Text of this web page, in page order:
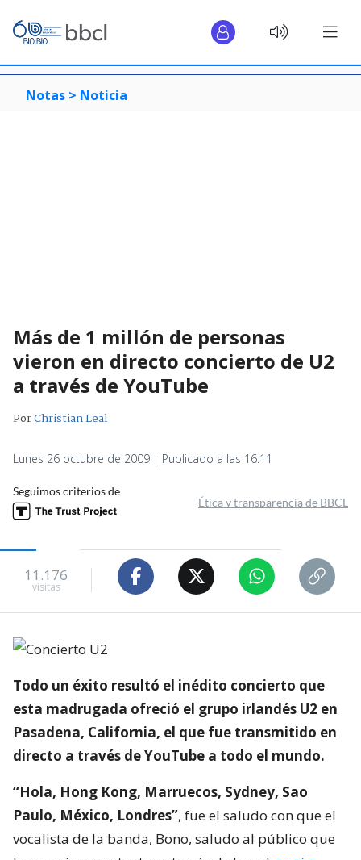
Notas > Noticia
Más de 1 millón de personas
vieron en directo concierto de U2
a través de YouTube
PorChristian Leal
Lunes 26 octubre de 2009 | Publicado a las 16:11
Seguimos criterios de
Ética y transparencia de BBCL
11.176
visitas
Todo un éxito resultó el inédito concierto que
esta madrugada ofreció el grupo irlandés U2 en
Pasadena, California, el que fue transmitido en
directo a través de YouTube a todo el mundo.
“Hola, Hong Kong, Marruecos, Sydney, Sao
Paulo, México, Londres”, fue el saludo con que el
vocalista de la banda, Bono, saludo al público que